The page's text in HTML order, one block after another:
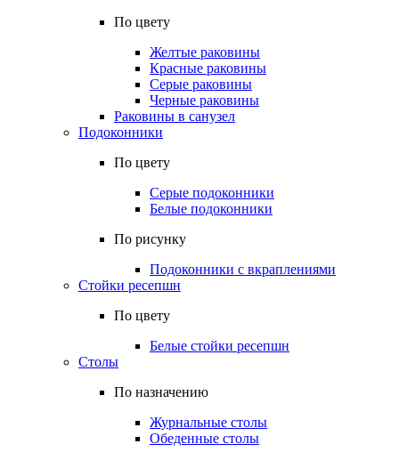
По цвету
Желтые раковины
Красные раковины
Серые раковины
Черные раковины
Раковины в санузел
Подоконники
По цвету
Серые подоконники
Белые подоконники
По рисунку
Подоконники с вкраплениями
Стойки ресепшн
По цвету
Белые стойки ресепшн
Столы
По назначению
Журнальные столы
Обеденные столы